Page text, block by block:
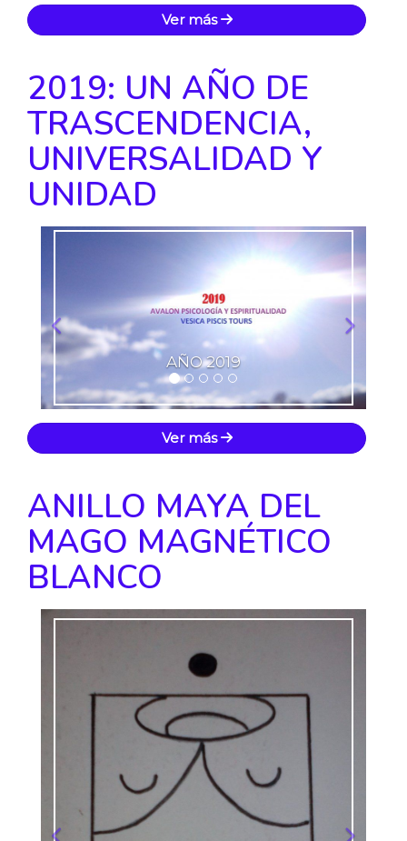
Ver más
2019: UN AÑO DE
TRASCENDENCIA,
UNIVERSALIDAD Y
UNIDAD
AÑO 2019
Anterior
Ver más
ANILLO MAYA DEL
MAGO MAGNÉTICO
BLANCO
Anterior